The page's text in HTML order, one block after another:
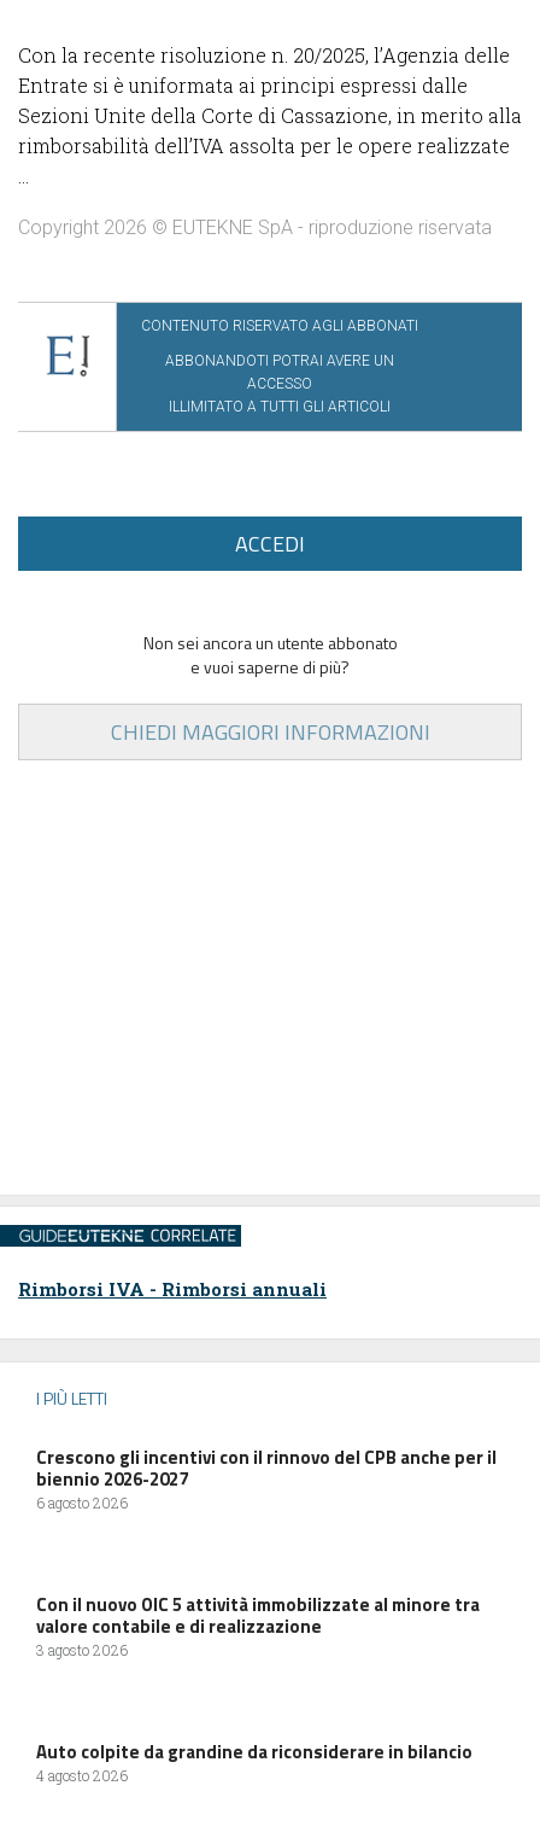
Con la recente risoluzione n. 20/2025, l’Agenzia delle
Entrate si è uniformata ai principi espressi dalle
Sezioni Unite della Corte di Cassazione, in merito alla
rimborsabilità dell’IVA assolta per le opere realizzate
Copyright 2026 © EUTEKNE SpA - riproduzione riservata
CONTENUTO RISERVATO AGLI ABBONATI
ABBONANDOTI POTRAI AVERE UN
ACCESSO
ILLIMITATO A TUTTI GLI ARTICOLI
ACCEDI
Non sei ancora un utente abbonato
e vuoi saperne di più?
CHIEDI MAGGIORI INFORMAZIONI
Rimborsi IVA - Rimborsi annuali
I PIÙ LETTI
Crescono gli incentivi con il rinnovo del CPB anche per il
biennio 2026-2027
6 agosto 2026
Con il nuovo OIC 5 attività immobilizzate al minore tra
valore contabile e di realizzazione
3 agosto 2026
Auto colpite da grandine da riconsiderare in bilancio
4 agosto 2026